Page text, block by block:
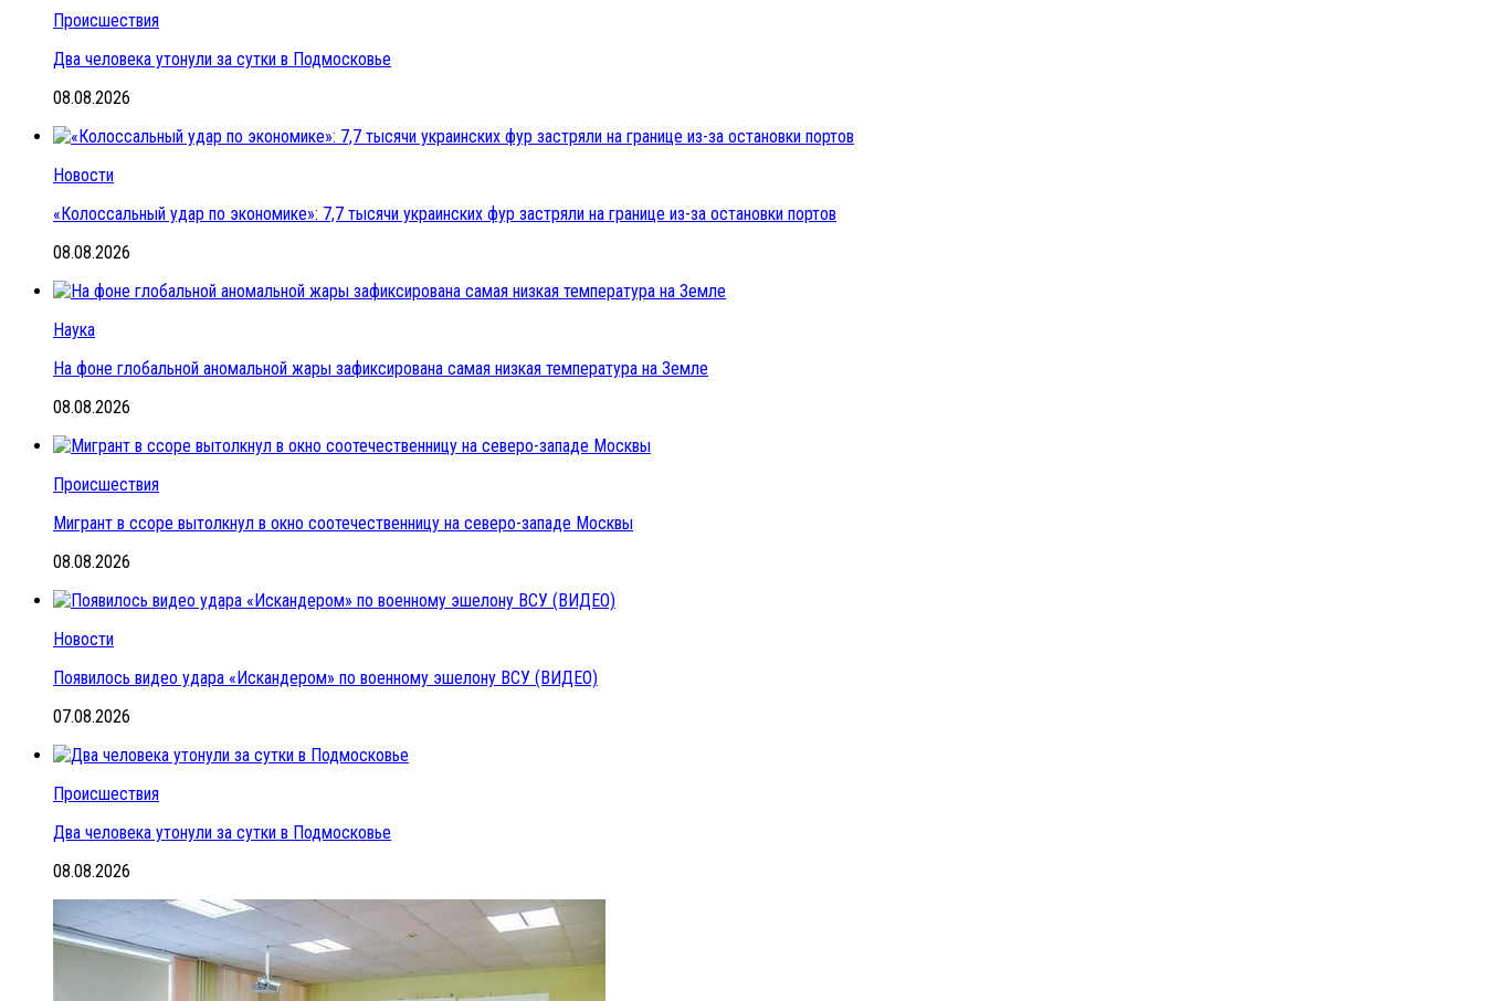
Происшествия
Два человека утонули за сутки в Подмосковье
08.08.2026
Новости
«Колоссальный удар по экономике»: 7,7 тысячи украинских фур застряли на границе из-за остановки портов
08.08.2026
Наука
На фоне глобальной аномальной жары зафиксирована самая низкая температура на Земле
08.08.2026
Происшествия
Мигрант в ссоре вытолкнул в окно соотечественницу на северо-западе Москвы
08.08.2026
Новости
Появилось видео удара «Искандером» по военному эшелону ВСУ (ВИДЕО)
07.08.2026
Происшествия
Два человека утонули за сутки в Подмосковье
08.08.2026